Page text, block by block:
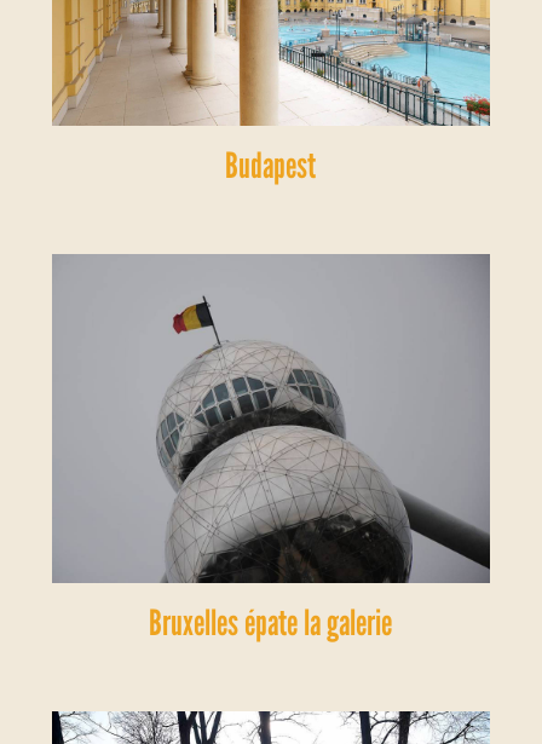
Budapest
Bruxelles épate la galerie